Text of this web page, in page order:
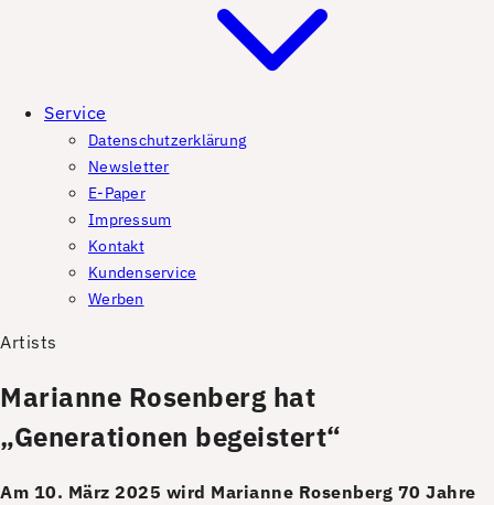
Service
Datenschutzerklärung
Newsletter
E-Paper
Impressum
Kontakt
Kundenservice
Werben
Artists
Marianne Rosenberg hat
„Generationen begeistert“
Am 10. März 2025 wird Marianne Rosenberg 70 Jahre